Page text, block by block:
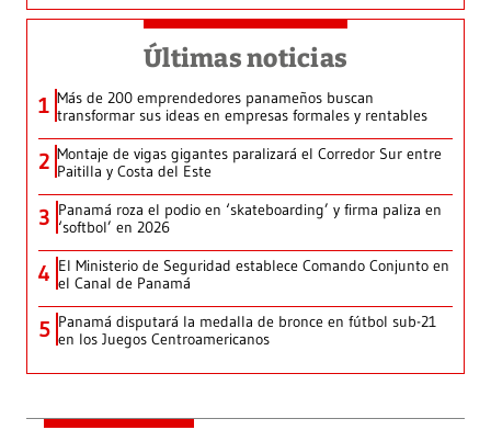
Últimas noticias
1 Más de 200 emprendedores panameños buscan
transformar sus ideas en empresas formales y rentables
2 Montaje de vigas gigantes paralizará el Corredor Sur entre
Paitilla y Costa del Este
3 Panamá roza el podio en ‘skateboarding’ y firma paliza en
‘softbol’ en 2026
4 El Ministerio de Seguridad establece Comando Conjunto en
el Canal de Panamá
5 Panamá disputará la medalla de bronce en fútbol sub-21
en los Juegos Centroamericanos